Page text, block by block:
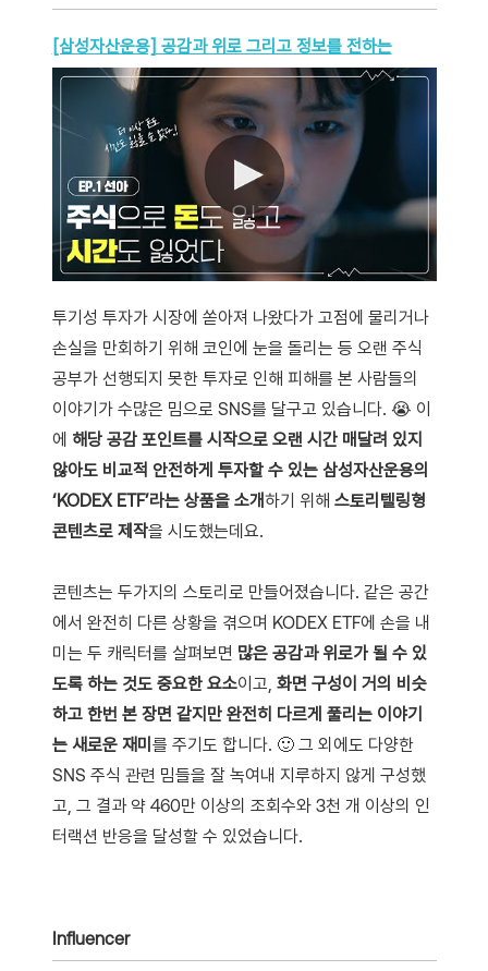
[삼성자산운용] 공감과 위로 그리고 정보를 전하는
투기성 투자가 시장에 쏟아져 나왔다가 고점에 물리거나
손실을 만회하기 위해 코인에 눈을 돌리는 등 오랜 주식
공부가 선행되지 못한 투자로 인해 피해를 본 사람들의
이야기가 수많은 밈으로 SNS를 달구고 있습니다. 😭 이
에 해당 공감 포인트를 시작으로 오랜 시간 매달려 있지
않아도 비교적 안전하게 투자할 수 있는 삼성자산운용의
‘KODEX ETF’라는 상품을 소개하기 위해 스토리텔링형
콘텐츠로 제작을 시도했는데요.
콘텐츠는 두가지의 스토리로 만들어졌습니다. 같은 공간
에서 완전히 다른 상황을 겪으며 KODEX ETF에 손을 내
미는 두 캐릭터를 살펴보면 많은 공감과 위로가 될 수 있
도록 하는 것도 중요한 요소이고, 화면 구성이 거의 비슷
하고 한번 본 장면 같지만 완전히 다르게 풀리는 이야기
는 새로운 재미 를 주기도 합니다. 🙂 그 외에도 다양한
SNS 주식 관련 밈들을 잘 녹여내 지루하지 않게 구성했
고, 그 결과 약 460만 이상의 조회수와 3천 개 이상의 인
터랙션 반응을 달성할 수 있었습니다.
Influencer